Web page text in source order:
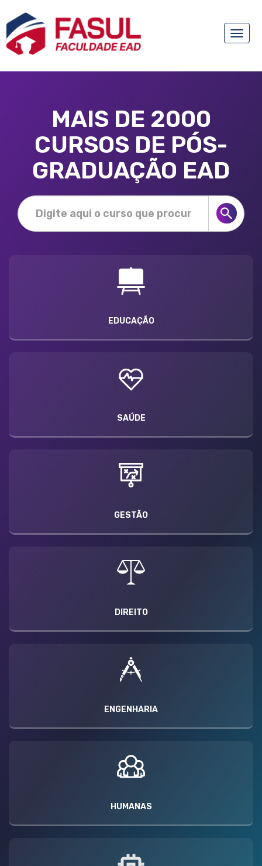
Toggle
MAIS DE 2000
CURSOS DE PÓS-
GRADUAÇÃO EAD
EDUCAÇÃO
SAÚDE
GESTÃO
DIREITO
ENGENHARIA
HUMANAS